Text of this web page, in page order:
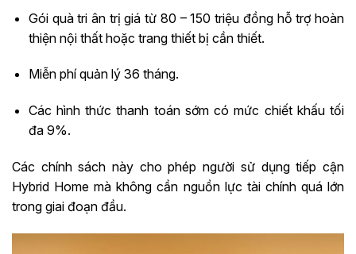
Gói quà tri ân trị giá từ 80 – 150 triệu đồng hỗ trợ hoàn
thiện nội thất hoặc trang thiết bị cần thiết.
Miễn phí quản lý 36 tháng.
Các hình thức thanh toán sớm có mức chiết khấu tối
đa 9%.
Các chính sách này cho phép người sử dụng tiếp cận
Hybrid Home mà không cần nguồn lực tài chính quá lớn
trong giai đoạn đầu.